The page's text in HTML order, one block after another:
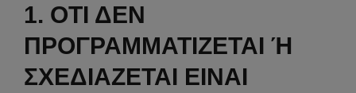
1. ΟΤΙ ΔΕΝ
ΠΡΟΓΡΑΜΜΑΤΙΖΕΤΑΙ Ή
ΣΧΕΔΙΑΖΕΤΑΙ ΕΙΝΑΙ